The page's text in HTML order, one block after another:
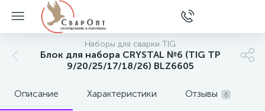
Наборы для сварки TIG
Блок для набора CRYSTAL №6 (TIG TP
9/20/25/17/18/26) BLZ6605
Описание Характеристики Отзывы 6